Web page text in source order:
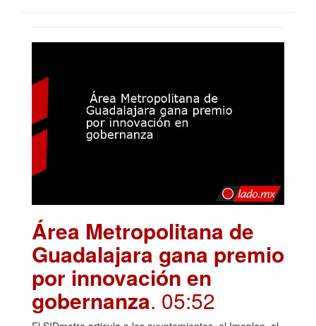
Área Metropolitana de
Guadalajara gana premio
por innovación en
gobernanza. 05:52